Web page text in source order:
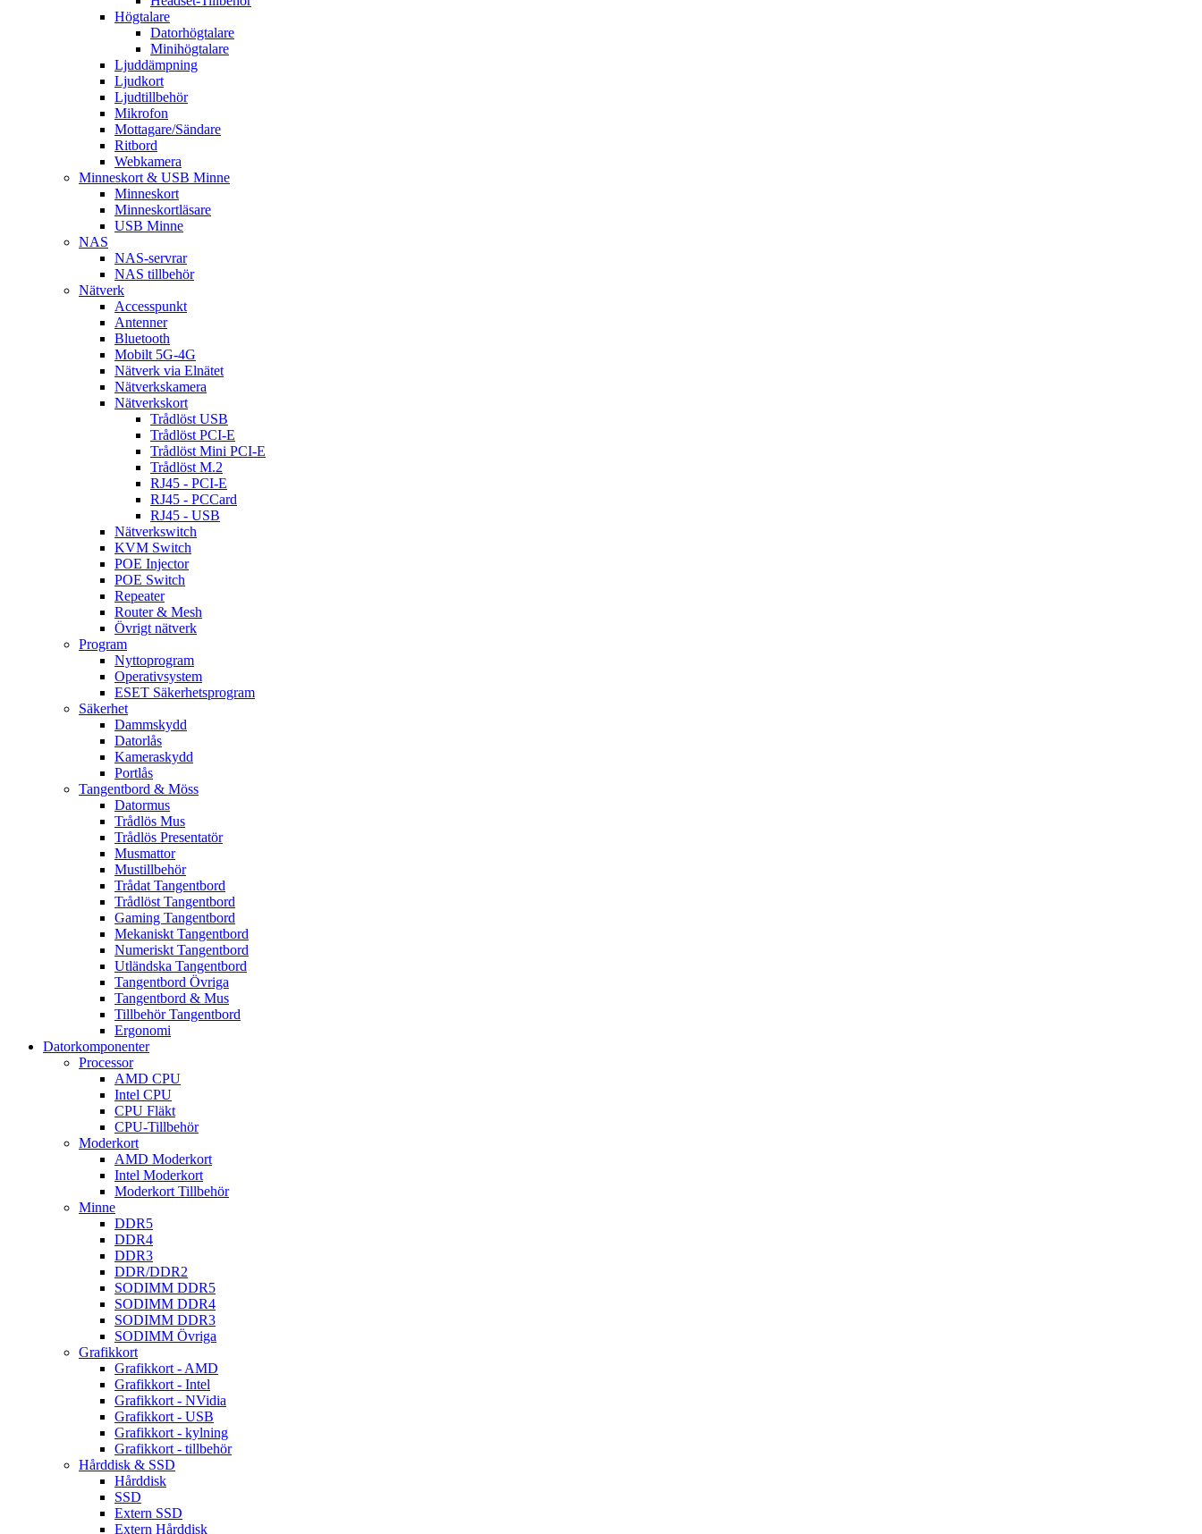
Högtalare
Datorhögtalare
Minihögtalare
Ljuddämpning
Ljudkort
Ljudtillbehör
Mikrofon
Mottagare/Sändare
Ritbord
Webkamera
Minneskort & USB Minne
Minneskort
Minneskortläsare
USB Minne
NAS
NAS-servrar
NAS tillbehör
Nätverk
Accesspunkt
Antenner
Bluetooth
Mobilt 5G-4G
Nätverk via Elnätet
Nätverkskamera
Nätverkskort
Trådlöst USB
Trådlöst PCI-E
Trådlöst Mini PCI-E
Trådlöst M.2
RJ45 - PCI-E
RJ45 - PCCard
RJ45 - USB
Nätverkswitch
KVM Switch
POE Injector
POE Switch
Repeater
Router & Mesh
Övrigt nätverk
Program
Nyttoprogram
Operativsystem
ESET Säkerhetsprogram
Säkerhet
Dammskydd
Datorlås
Kameraskydd
Portlås
Tangentbord & Möss
Datormus
Trådlös Mus
Trådlös Presentatör
Musmattor
Mustillbehör
Trådat Tangentbord
Trådlöst Tangentbord
Gaming Tangentbord
Mekaniskt Tangentbord
Numeriskt Tangentbord
Utländska Tangentbord
Tangentbord Övriga
Tangentbord & Mus
Tillbehör Tangentbord
Ergonomi
Datorkomponenter
Processor
AMD CPU
Intel CPU
CPU Fläkt
CPU-Tillbehör
Moderkort
AMD Moderkort
Intel Moderkort
Moderkort Tillbehör
Minne
DDR5
DDR4
DDR3
DDR/DDR2
SODIMM DDR5
SODIMM DDR4
SODIMM DDR3
SODIMM Övriga
Grafikkort
Grafikkort - AMD
Grafikkort - Intel
Grafikkort - NVidia
Grafikkort - USB
Grafikkort - kylning
Grafikkort - tillbehör
Hårddisk & SSD
Hårddisk
SSD
Extern SSD
Extern Hårddisk